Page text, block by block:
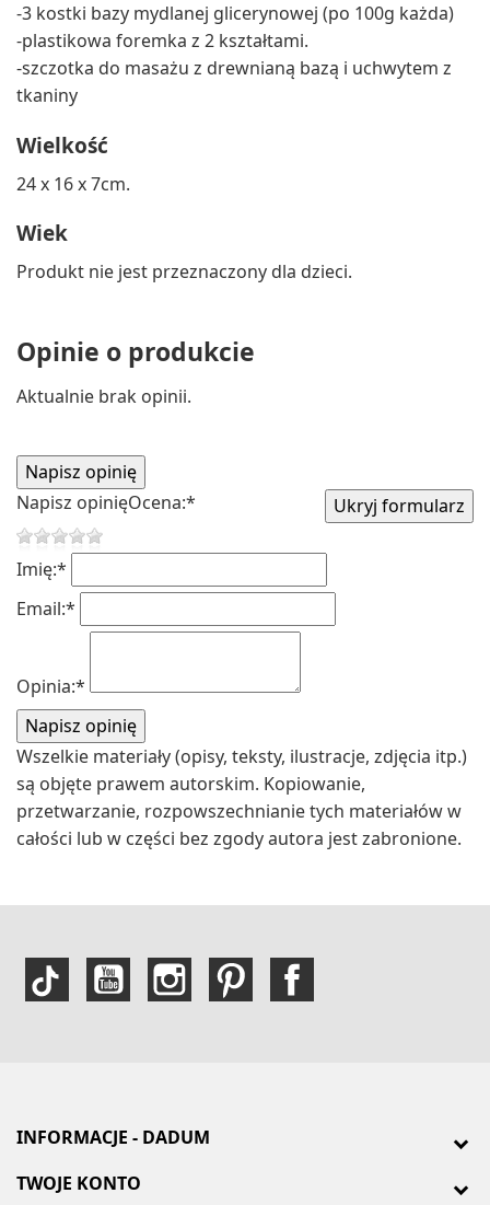
-3 kostki bazy mydlanej glicerynowej (po 100g każda)
-plastikowa foremka z 2 kształtami.
-szczotka do masażu z drewnianą bazą i uchwytem z
tkaniny
Wielkość
24 x 16 x 7cm.
Wiek
Produkt nie jest przeznaczony dla dzieci.
Opinie o produkcie
Aktualnie brak opinii.
Napisz opinięOcena:*
Imię:*
Email:*
Opinia:*
Wszelkie materiały (opisy, teksty, ilustracje, zdjęcia itp.)
są objęte prawem autorskim. Kopiowanie,
przetwarzanie, rozpowszechnianie tych materiałów w
całości lub w części bez zgody autora jest zabronione.
INFORMACJE - DADUM
TWOJE KONTO